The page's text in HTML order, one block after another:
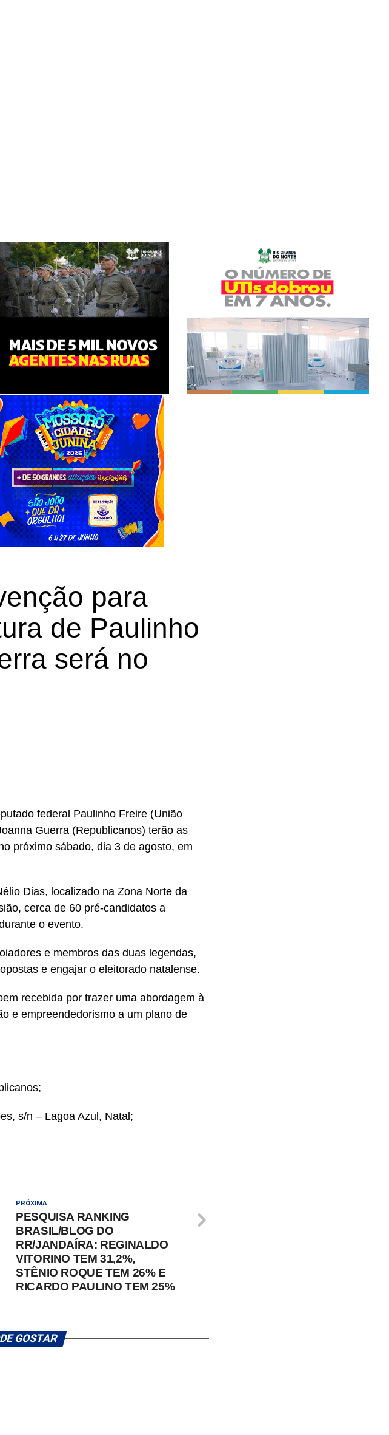
para
de Paulinho
será no
federal Paulinho Freire (União
Guerra (Republicanos) terão as
próximo sábado, dia 3 de agosto, em
Dias, localizado na Zona Norte da
cerca de 60 pré-candidatos a
o evento.
e membros das duas legendas,
e engajar o eleitorado natalense.
recebida por trazer uma abordagem à
e empreendedorismo a um plano de
s/n – Lagoa Azul, Natal;
PRÓXIMA
PESQUISA RANKING
BRASIL/BLOG DO
RR/JANDAÍRA: REGINALDO
VITORINO TEM 31,2%,
STÊNIO ROQUE TEM 26% E
RICARDO PAULINO TEM 25%
GOSTAR